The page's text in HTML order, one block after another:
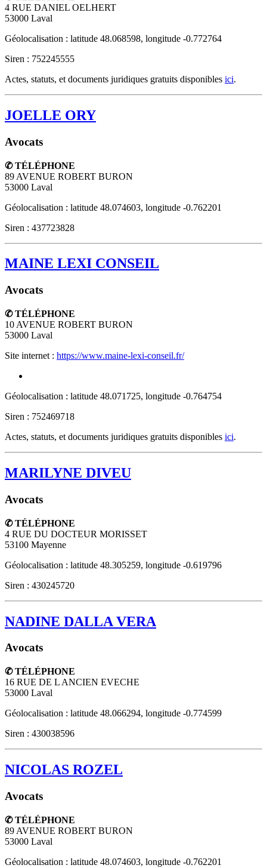
4 RUE DANIEL OELHERT
53000 Laval
Géolocalisation : latitude 48.068598, longitude -0.772764
Siren : 752245555
Actes, statuts, et documents juridiques gratuits disponibles ici.
JOELLE ORY
Avocats
✆ TÉLÉPHONE
89 AVENUE ROBERT BURON
53000 Laval
Géolocalisation : latitude 48.074603, longitude -0.762201
Siren : 437723828
MAINE LEXI CONSEIL
Avocats
✆ TÉLÉPHONE
10 AVENUE ROBERT BURON
53000 Laval
Site internet : https://www.maine-lexi-conseil.fr/
Géolocalisation : latitude 48.071725, longitude -0.764754
Siren : 752469718
Actes, statuts, et documents juridiques gratuits disponibles ici.
MARILYNE DIVEU
Avocats
✆ TÉLÉPHONE
4 RUE DU DOCTEUR MORISSET
53100 Mayenne
Géolocalisation : latitude 48.305259, longitude -0.619796
Siren : 430245720
NADINE DALLA VERA
Avocats
✆ TÉLÉPHONE
16 RUE DE L ANCIEN EVECHE
53000 Laval
Géolocalisation : latitude 48.066294, longitude -0.774599
Siren : 430038596
NICOLAS ROZEL
Avocats
✆ TÉLÉPHONE
89 AVENUE ROBERT BURON
53000 Laval
Géolocalisation : latitude 48.074603, longitude -0.762201